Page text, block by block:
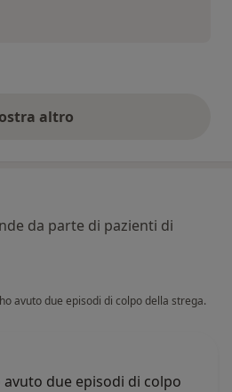
altro
opinioni di cui sopra
da parte di pazienti di
avuto due episodi di colpo della strega.
due episodi di colpo